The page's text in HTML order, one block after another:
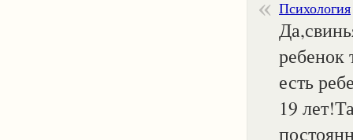
Психология
ребенок
есть
19